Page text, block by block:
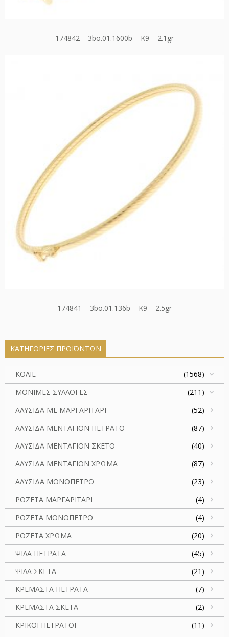
174842 – 3bo.01.1600b – K9 – 2.1gr
174841 – 3bo.01.136b – K9 – 2.5gr
ΚΑΤΗΓΟΡΊΕΣ ΠΡΟΪΌΝΤΩΝ
ΚΟΛΙΕ
(1568)
ΜΟΝΙΜΕΣ ΣΥΛΛΟΓΕΣ
(211)
ΑΛΥΣΙΔΑ ΜΕ ΜΑΡΓΑΡΙΤΑΡΙ
(52)
ΑΛΥΣΙΔΑ ΜΕΝΤΑΓΙΟΝ ΠΕΤΡΑΤΟ
(87)
ΑΛΥΣΙΔΑ ΜΕΝΤΑΓΙΟΝ ΣΚΕΤΟ
(40)
ΑΛΥΣΙΔΑ ΜΕΝΤΑΓΙΟΝ ΧΡΩΜΑ
(87)
ΑΛΥΣΙΔΑ ΜΟΝΟΠΕΤΡΟ
(23)
ΡΟΖΕΤΑ ΜΑΡΓΑΡΙΤΑΡΙ
(4)
ΡΟΖΕΤΑ ΜΟΝΟΠΕΤΡΟ
(4)
ΡΟΖΕΤΑ ΧΡΩΜΑ
(20)
ΨΙΛΑ ΠΕΤΡΑΤΑ
(45)
ΨΙΛΑ ΣΚΕΤΑ
(21)
ΚΡΕΜΑΣΤΑ ΠΕΤΡΑΤΑ
(7)
ΚΡΕΜΑΣΤΑ ΣΚΕΤΑ
(2)
ΚΡΙΚΟΙ ΠΕΤΡΑΤΟΙ
(11)